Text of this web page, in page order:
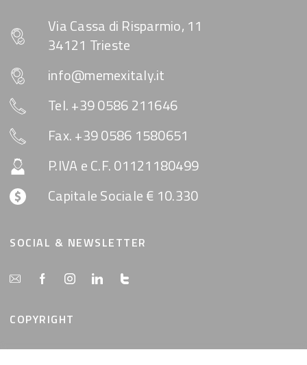
Via Cassa di Risparmio, 11
34121 Trieste
info@memexitaly.it
Tel. +39 0586 211646
Fax. +39 0586 1580651
P.IVA e C.F. 01121180499
Capitale Sociale € 10.330
SOCIAL & NEWSLETTER
COPYRIGHT
Tutti i contenuti del presente sito sono di proprietà